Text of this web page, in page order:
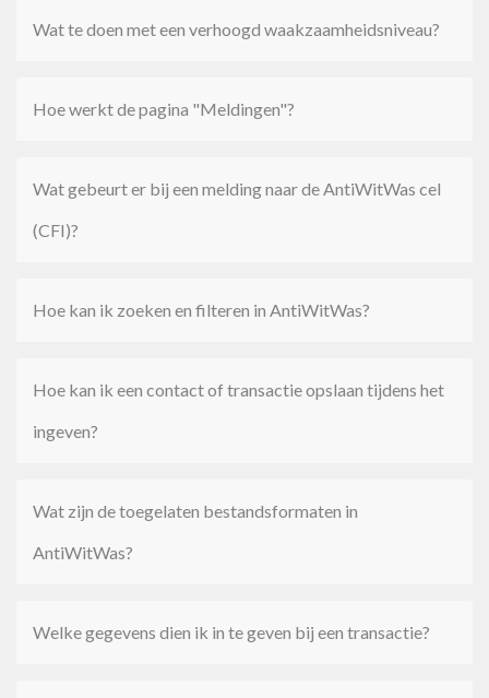
Wat te doen met een verhoogd waakzaamheidsniveau?
Hoe werkt de pagina "Meldingen"?
Wat gebeurt er bij een melding naar de AntiWitWas cel
(CFI)?
Hoe kan ik zoeken en filteren in AntiWitWas?
Hoe kan ik een contact of transactie opslaan tijdens het
ingeven?
Wat zijn de toegelaten bestandsformaten in
AntiWitWas?
Welke gegevens dien ik in te geven bij een transactie?